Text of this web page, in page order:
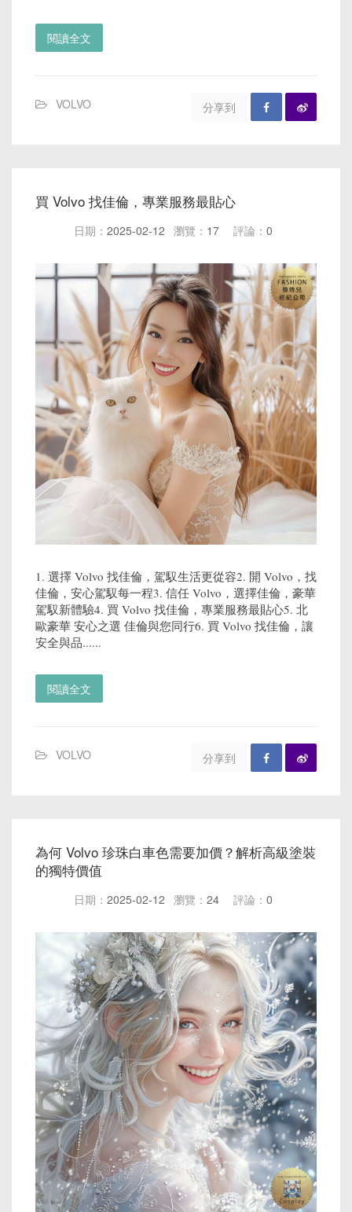
閱讀全文
VOLVO 分享到
買 Volvo 找佳倫，專業服務最貼心
日期： 2025-02-12 瀏覽： 17 評論： 0
1. 選擇 Volvo 找佳倫，駕馭生活更從容2. 開 Volvo，找
佳倫，安心駕馭每一程3. 信任 Volvo，選擇佳倫，豪華
駕馭新體驗4. 買 Volvo 找佳倫，專業服務最貼心5. 北
歐豪華 安心之選 佳倫與您同行6. 買 Volvo 找佳倫，讓
安全與品......
閱讀全文
VOLVO 分享到
為何 Volvo 珍珠白車色需要加價？解析高級塗裝
的獨特價值
日期： 2025-02-12 瀏覽： 24 評論： 0